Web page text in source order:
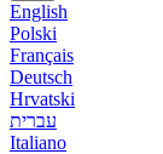
English
Polski
Français
Deutsch
Hrvatski
עברית
Italiano